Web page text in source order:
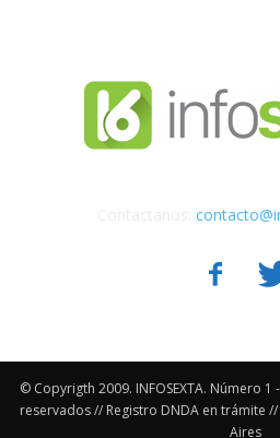
© Copyrigth 2009. INFOSEXTA. Número
reservados // Registro DNDA en trámite
Aires